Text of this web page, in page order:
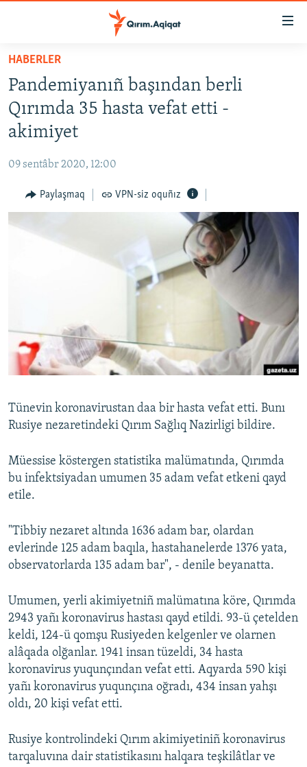
Esas
qaytmaq
Baş
navigatsiyağa
qaytmaq
Qıdıruvğa
HABERLER
İQTİSADİYAT
MEDENİYET
İNSAN AQLARI
Русский
Українською
RFE/RS bütün saytları
HABERLER
Pandemiyanıñ başından berli
Qırımda 35 hasta vefat etti -
akimiyet
09 sentâbr 2020, 12:00
Paylaşmaq VPN-siz oquñız
Tünevin koronavirustan daa bir hasta vefat etti. Bunı
Rusiye nezaretindeki Qırım Sağlıq Nazirligi bildire.
Müessise köstergen statistika malümatında, Qırımda
bu infektsiyadan umumen 35 adam vefat etkeni qayd
etile.
"Tibbiy nezaret altında 1636 adam bar, olardan
evlerinde 125 adam baqıla, hastahanelerde 1376 yata,
observatorlarda 135 adam bar", - denile beyanatta.
Umumen, yerli akimiyetniñ malümatına köre, Qırımda
2943 yañı koronavirus hastası qayd etildi. 93-ü çetelden
keldi, 124-ü qomşu Rusiyeden kelgenler ve olarnen
alâqada olğanlar. 1941 insan tüzeldi, 34 hasta
koronavirus yuqunçından vefat etti. Aqyarda 590 kişi
yañı koronavirus yuqunçına oğradı, 434 insan yahşı
oldı, 20 kişi vefat etti.
Rusiye kontrolindeki Qırım akimiyetiniñ koronavirus
tarqaluvına dair statistikasını halqara teşkilâtlar ve